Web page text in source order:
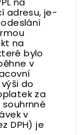
adresu, je-
na
bylo
v
do
za
v
DPH) je